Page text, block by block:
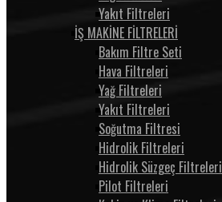
Yakıt Filtreleri
İŞ MAKİNE FİLTRELERİ
Bakım Filtre Seti
Hava Filtreleri
Yağ Filtreleri
Yakıt Filtreleri
Soğutma Filtresi
Hidrolik Filtreleri
Hidrolik Süzgeç Filtreleri
Pilot Filtreleri